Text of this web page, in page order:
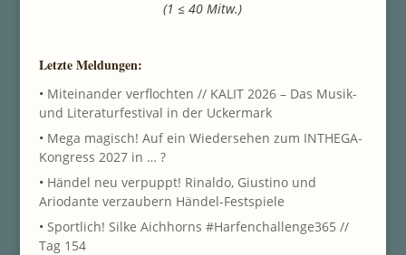
(1 ≤ 40 Mitw.)
Letzte Meldungen:
• Miteinander verflochten // KALIT 2026 – Das Musik-
und Literaturfestival in der Uckermark
• Mega magisch! Auf ein Wiedersehen zum INTHEGA-
Kongress 2027 in … ?
• Händel neu verpuppt! Rinaldo, Giustino und
Ariodante verzaubern Händel-Festspiele
• Sportlich! Silke Aichhorns #Harfenchallenge365 //
Tag 154